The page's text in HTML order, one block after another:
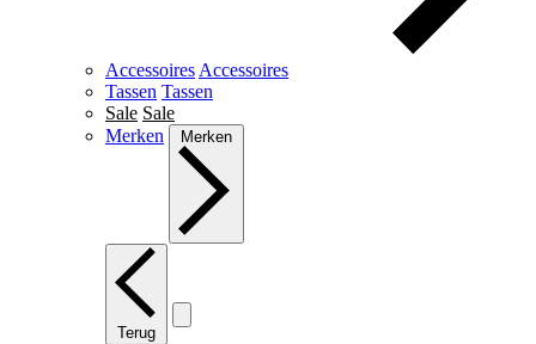
Accessoires Accessoires
Tassen Tassen
Sale Sale
Merken
Merken
Terug